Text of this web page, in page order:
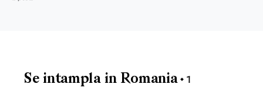
Se intampla in Romania
1